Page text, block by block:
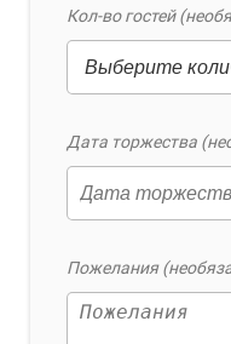
Кол-во гостей
Дата торжества
Пожелания